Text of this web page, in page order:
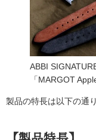
ABBI
「MARGOT
製品の特長は以下の通り